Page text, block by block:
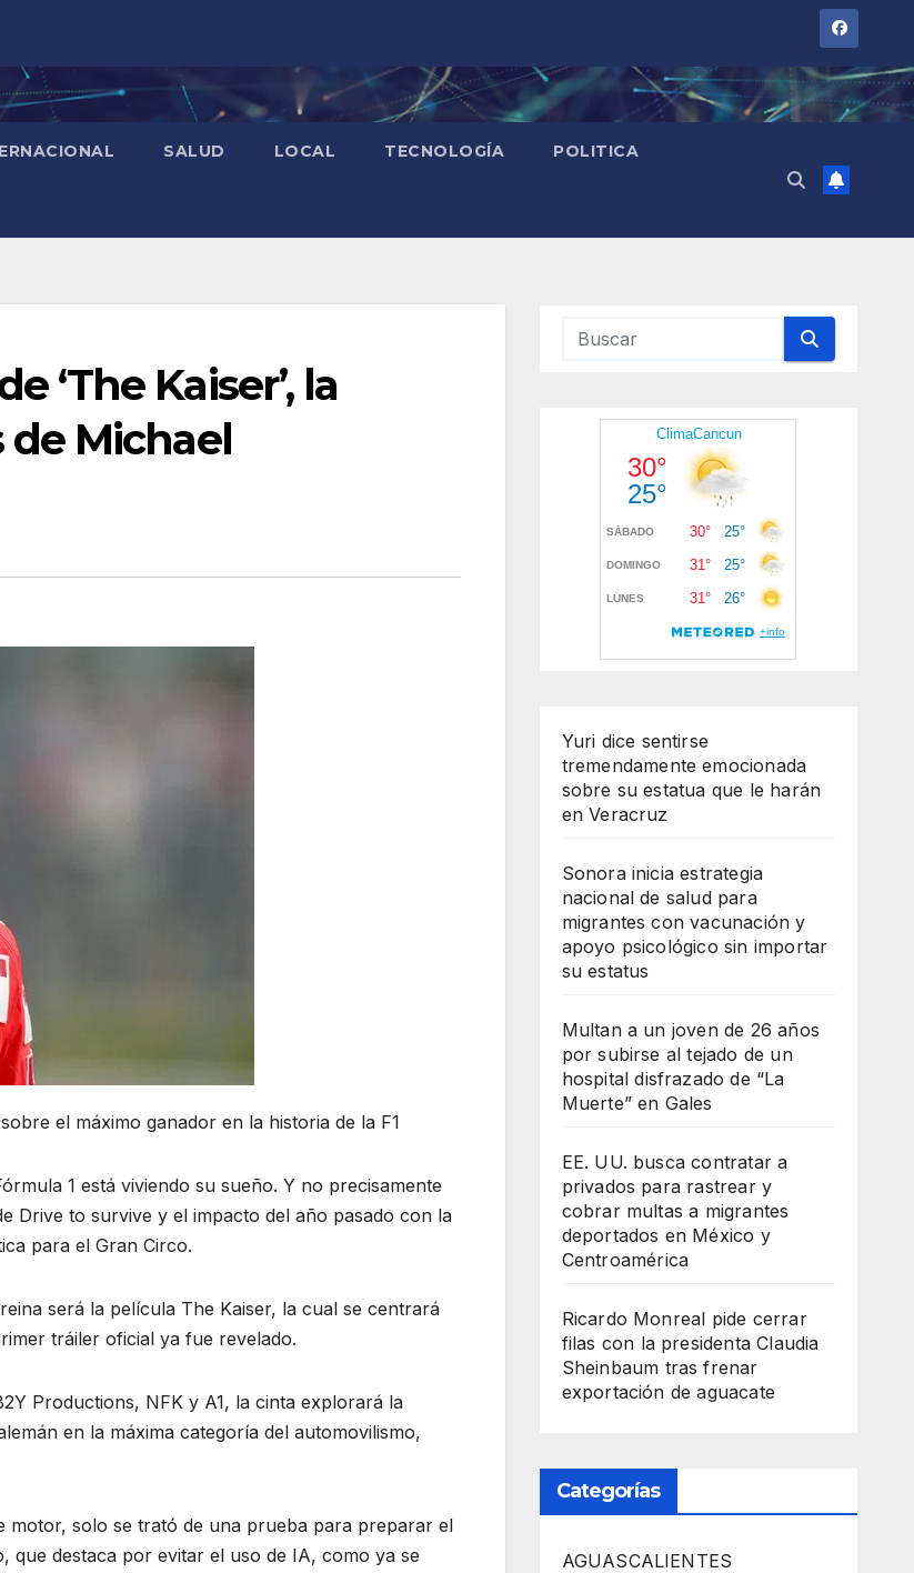
SALUD LOCAL TECNOLOGÍA POLITICA
‘The Kaiser’, la
de Michael
el máximo ganador en la historia de la F1
1 está viviendo su sueño. Y no precisamente
Drive to survive y el impacto del año pasado con la
para el Gran Circo.
será la película The Kaiser, la cual se centrará
tráiler oficial ya fue revelado.
Productions, NFK y A1, la cinta explorará la
en la máxima categoría del automovilismo,
motor, solo se trató de una prueba para preparar el
que destaca por evitar el uso de IA, como ya se
Yuri dice sentirse
tremendamente emocionada
sobre su estatua que le harán
en Veracruz
Sonora inicia estrategia
nacional de salud para
migrantes con vacunación y
apoyo psicológico sin importar
su estatus
Multan a un joven de 26 años
por subirse al tejado de un
hospital disfrazado de “La
Muerte” en Gales
EE. UU. busca contratar a
privados para rastrear y
cobrar multas a migrantes
deportados en México y
Centroamérica
Ricardo Monreal pide cerrar
filas con la presidenta Claudia
Sheinbaum tras frenar
exportación de aguacate
Categorías
AGUASCALIENTES